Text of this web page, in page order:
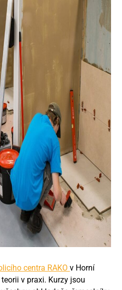
centra RAKOv Horní
v praxi. Kurzy jsou